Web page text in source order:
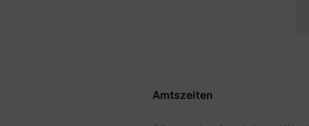
Amtszeiten